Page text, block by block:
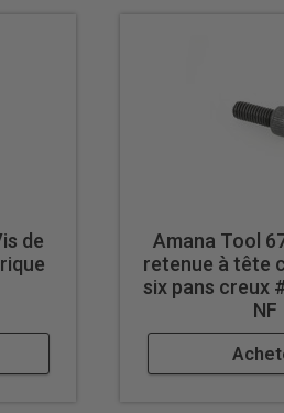
de
Amana Tool
retenue à tête
six pans creux
NF